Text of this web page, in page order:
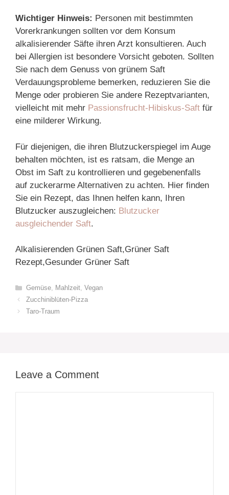
Wichtiger Hinweis: Personen mit bestimmten
Vorerkrankungen sollten vor dem Konsum
alkalisierender Säfte ihren Arzt konsultieren. Auch
bei Allergien ist besondere Vorsicht geboten. Sollten
Sie nach dem Genuss von grünem Saft
Verdauungsprobleme bemerken, reduzieren Sie die
Menge oder probieren Sie andere Rezeptvarianten,
vielleicht mit mehr Passionsfrucht-Hibiskus-Saft für
eine milderer Wirkung.
Für diejenigen, die ihren Blutzuckerspiegel im Auge
behalten möchten, ist es ratsam, die Menge an
Obst im Saft zu kontrollieren und gegebenenfalls
auf zuckerarme Alternativen zu achten. Hier finden
Sie ein Rezept, das Ihnen helfen kann, Ihren
Blutzucker auszugleichen: Blutzucker
ausgleichender Saft.
Alkalisierenden Grünen Saft,Grüner Saft
Rezept,Gesunder Grüner Saft
Categories
Gemüse, Mahlzeit, Vegan
Zucchiniblüten-Pizza
Taro-Traum
Leave a Comment